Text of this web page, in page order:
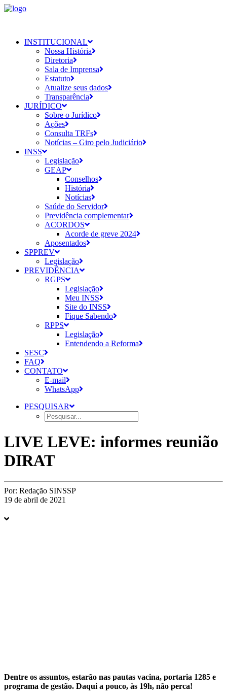
INSTITUCIONAL
Nossa História
Diretoria
Sala de Imprensa
Estatuto
Atualize seus dados
Transparência
JURÍDICO
Sobre o Jurídico
Ações
Consulta TRFs
Notícias – Giro pelo Judiciário
INSS
Legislação
GEAP
Conselhos
História
Notícias
Saúde do Servidor
Previdência complementar
ACORDOS
Acorde de greve 2024
Aposentados
SPPREV
Legislação
PREVIDÊNCIA
RGPS
Legislação
Meu INSS
Site do INSS
Fique Sabendo
RPPS
Legislação
Entendendo a Reforma
SESC
FAQ
CONTATO
E-mail
WhatsApp
PESQUISAR
LIVE LEVE: informes reunião
DIRAT
Por: Redação SINSSP
19 de abril de 2021
Dentre os assuntos, estarão nas pautas vacina, portaria 1285 e
programa de gestão. Daqui a pouco, às 19h, não perca!